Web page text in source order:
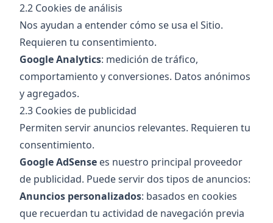
2.2 Cookies de análisis
Nos ayudan a entender cómo se usa el Sitio.
Requieren tu consentimiento.
Google Analytics: medición de tráfico,
comportamiento y conversiones. Datos anónimos
y agregados.
2.3 Cookies de publicidad
Permiten servir anuncios relevantes. Requieren tu
consentimiento.
Google AdSense es nuestro principal proveedor
de publicidad. Puede servir dos tipos de anuncios:
Anuncios personalizados: basados en cookies
que recuerdan tu actividad de navegación previa